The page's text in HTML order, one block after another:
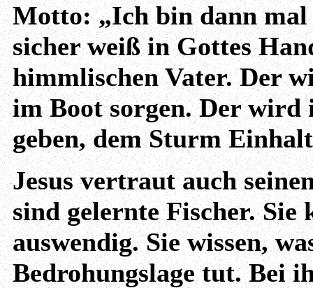
Motto: „Ich bin dann mal
sicher weiß in Gottes
himmlischen Vater. Der
im Boot sorgen. Der
geben, dem Sturm
Jesus vertraut auch
sind gelernte Fischer. Sie
auswendig. Sie wissen,
Bedrohungslage tut. Bei